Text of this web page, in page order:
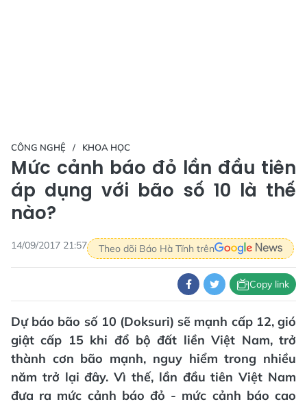
CÔNG NGHỆ KHOA HỌC
Mức cảnh báo đỏ lần đầu tiên
áp dụng với bão số 10 là thế
nào?
14/09/2017 21:57 Theo dõi Báo Hà Tĩnh trên
Copy link
Dự báo bão số 10 (Doksuri) sẽ mạnh cấp 12, gió
giật cấp 15 khi đổ bộ đất liền Việt Nam, trở
thành cơn bão mạnh, nguy hiểm trong nhiều
năm trở lại đây. Vì thế, lần đầu tiên Việt Nam
đưa ra mức cảnh báo đỏ - mức cảnh báo cao